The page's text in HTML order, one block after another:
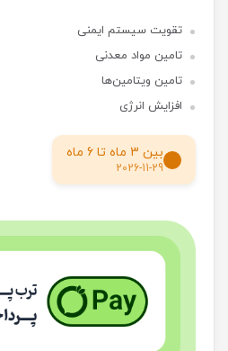
تقویت سیستم ایمنی
تامین مواد معدنی
تامین ویتامین‌ها
افزایش انرژی
بین 3 ماه تا 6 ماه
2026-11-29